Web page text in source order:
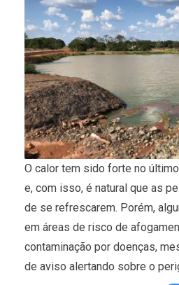
O calor tem sido forte no
e, com isso, é natural que as
de se refrescarem. Porém,
em áreas de risco de
contaminação por doenças,
de aviso alertando sobre o